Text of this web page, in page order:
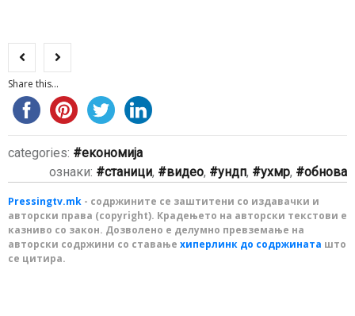
Share this...
categories:
економија
ознаки:
станици, видео, ундп, ухмр, обнова
Pressingtv.mk - содржините се заштитени со издавачки и
авторски права (copyright). Крадењето на авторски текстови е
казниво со закон. Дозволено е делумно превземање на
авторски содржини со ставање хиперлинк до содржината што
се цитира.